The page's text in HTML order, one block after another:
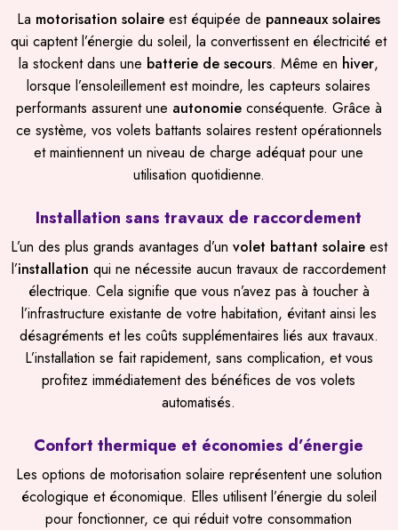
La motorisation solaire est équipée de panneaux solaires
qui captent l’énergie du soleil, la convertissent en électricité et
la stockent dans une batterie de secours. Même en hiver,
lorsque l’ensoleillement est moindre, les capteurs solaires
performants assurent une autonomieconséquente. Grâce à
ce système, vos volets battants solaires restent opérationnels
et maintiennent un niveau de charge adéquat pour une
utilisation quotidienne.
Installation sans travaux de raccordement
L’un des plus grands avantages d’un volet battant solaireest
l’installation qui ne nécessite aucun travaux de raccordement
électrique. Cela signifie que vous n’avez pas à toucher à
l’infrastructure existante de votre habitation, évitant ainsi les
désagréments et les coûts supplémentaires liés aux travaux.
L’installation se fait rapidement, sans complication, et vous
profitez immédiatement des bénéfices de vos volets
automatisés.
Confort thermique et économies d’énergie
Les options de motorisation solaire représentent une solution
écologique et économique. Elles utilisent l’énergie du soleil
pour fonctionner, ce qui réduit votre consommation